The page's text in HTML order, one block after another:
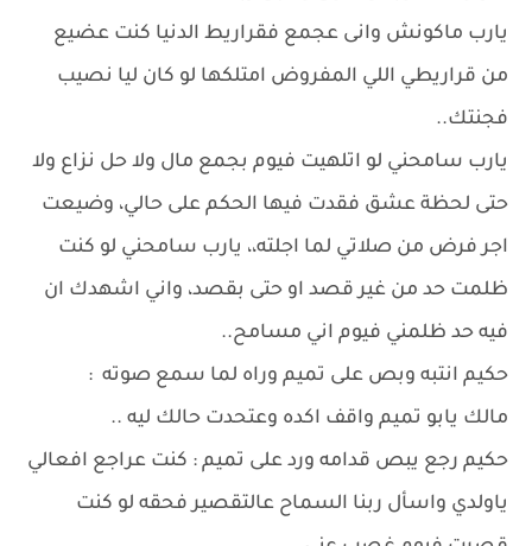
يارب ماكونش وانى عجمع فقراريط الدنيا كنت عضيع
من قراريطي اللي المفروض امتلكها لو كان ليا نصيب
فجنتك..
يارب سامحني لو اتلهيت فيوم بجمع مال ولا حل نزاع ولا
حتى لحظة عشق فقدت فيها الحكم على حالي، وضيعت
اجر فرض من صلاتي لما اجلته،، يارب سامحني لو كنت
ظلمت حد من غير قصد او حتى بقصد، واني اشهدك ان
فيه حد ظلمني فيوم اني مسامح..
حكيم انتبه وبص على تميم وراه لما سمع صوته :
مالك يابو تميم واقف اكده وعتحدت حالك ليه ..
حكيم رجع يبص قدامه ورد على تميم : كنت عراجع افعالي
ياولدي واسأل ربنا السماح عالتقصير فحقه لو كنت